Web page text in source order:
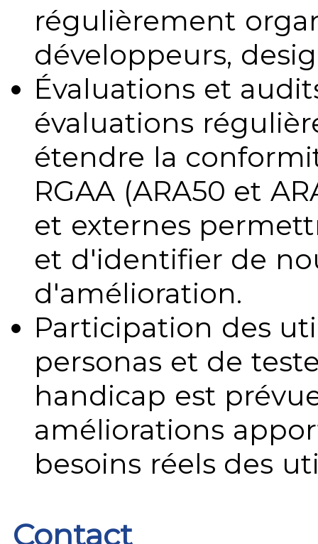
régulièrement
développeurs,
Évaluations et
évaluations
étendre la
RGAA (ARA50 et
et externes
et d'identifier de
d'amélioration.
Participation des
personas et de
handicap est
améliorations
besoins réels des
Contact